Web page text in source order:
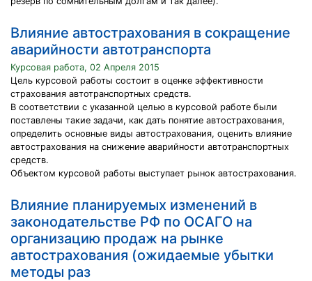
Влияние автострахования в сокращение
аварийности автотранспорта
Курсовая работа, 02 Апреля 2015
Цель курсовой работы состоит в оценке эффективности
страхования автотранспортных средств.
В соответствии с указанной целью в курсовой работе были
поставлены такие задачи, как дать понятие автострахования,
определить основные виды автострахования, оценить влияние
автострахования на снижение аварийности автотранспортных
средств.
Объектом курсовой работы выступает рынок автострахования.
Влияние планируемых изменений в
законодательстве РФ по ОСАГО на
организацию продаж на рынке
автострахования (ожидаемые убытки
методы раз